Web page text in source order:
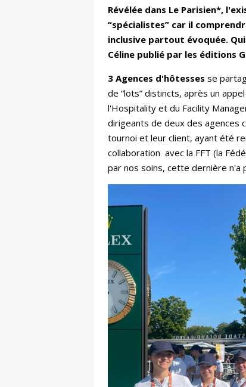
Révélée dans Le Parisien*,
“spécialistes” car il
inclusive partout évoquée.
Céline publié par les éditions
3 Agences d'hôtesses se
de “lots” distincts, après un
l'Hospitality et du Facility
dirigeants de deux des agences
tournoi et leur client, ayant été
collaboration avec la FFT (la
par nos soins, cette dernière n'a